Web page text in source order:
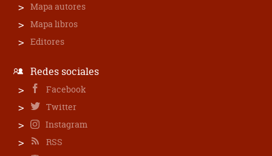
Mapa autores
Mapa libros
Editores
Redes sociales
Facebook
Twitter
Instagram
RSS